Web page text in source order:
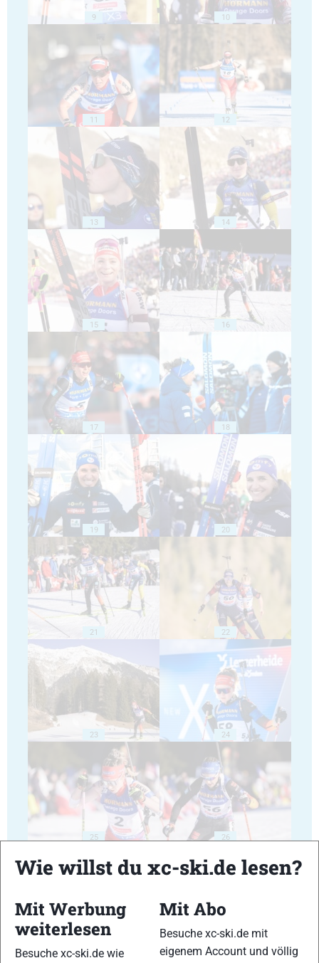
9 10
11 12
13 14
15 16
17 18
19 20
21 22
23 24
25 26
28
Wie willst du xc-ski.de lesen?
Mit Werbung
weiterlesen
Besuche xc-ski.de wie
Mit Abo
Besuche xc-ski.de mit
eigenem Account und völlig